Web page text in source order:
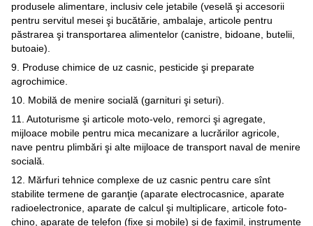
produsele alimentare, inclusiv cele jetabile (veselă şi accesorii
pentru servitul mesei şi bucătărie, ambalaje, articole pentru
păstrarea şi transportarea alimentelor (canistre, bidoane, butelii,
butoaie).
9. Produse chimice de uz casnic, pesticide şi preparate
agrochimice.
10. Mobilă de menire socială (garnituri şi seturi).
11. Autoturisme şi articole moto-velo, remorci şi agregate,
mijloace mobile pentru mica mecanizare a lucrărilor agricole,
nave pentru plimbări şi alte mijloace de transport naval de menire
socială.
12. Mărfuri tehnice complexe de uz casnic pentru care sînt
stabilite termene de garanţie (aparate electrocasnice, aparate
radioelectronice, aparate de calcul şi multiplicare, articole foto-
chino, aparate de telefon (fixe şi mobile) şi de faximil, instrumente